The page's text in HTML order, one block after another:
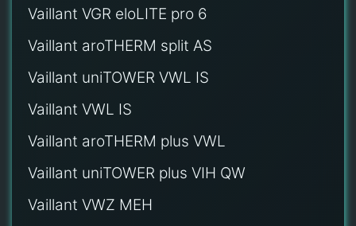
Vaillant VGR eloLITE pro 6
Vaillant aroTHERM split AS
Vaillant uniTOWER VWL IS
Vaillant VWL IS
Vaillant aroTHERM plus VWL
Vaillant uniTOWER plus VIH QW
Vaillant VWZ MEH